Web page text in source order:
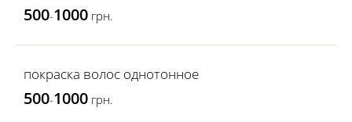
500-1000 грн.
покраска волос однотонное
500-1000 грн.